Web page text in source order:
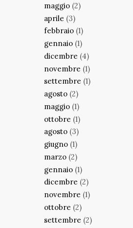
maggio (2)
aprile (3)
febbraio (1)
gennaio (1)
dicembre (4)
novembre (1)
settembre (1)
agosto (2)
maggio (1)
ottobre (1)
agosto (3)
giugno (1)
marzo (2)
gennaio (1)
dicembre (2)
novembre (1)
ottobre (2)
settembre (2)